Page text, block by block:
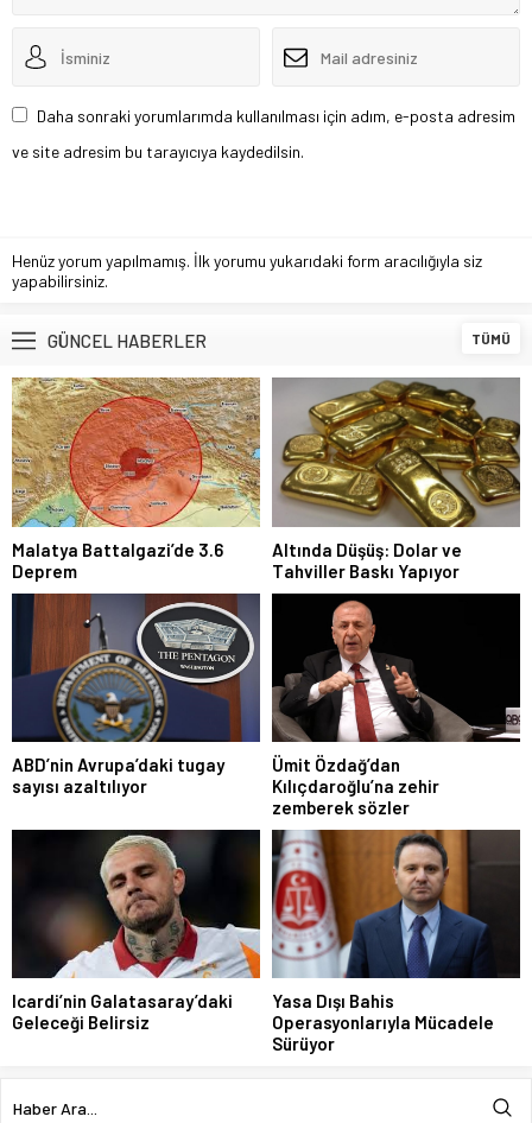
Daha sonraki yorumlarımda kullanılması için adım, e-posta adresim
ve site adresim bu tarayıcıya kaydedilsin.
Henüz yorum yapılmamış. İlk yorumu yukarıdaki form aracılığıyla siz
yapabilirsiniz.
GÜNCEL HABERLER TÜMÜ
Malatya Battalgazi’de 3.6
Deprem
Altında Düşüş: Dolar ve
Tahviller Baskı Yapıyor
ABD’nin Avrupa’daki tugay
sayısı azaltılıyor
Ümit Özdağ’dan
Kılıçdaroğlu’na zehir
zemberek sözler
Icardi’nin Galatasaray’daki
Geleceği Belirsiz
Yasa Dışı Bahis
Operasyonlarıyla Mücadele
Sürüyor